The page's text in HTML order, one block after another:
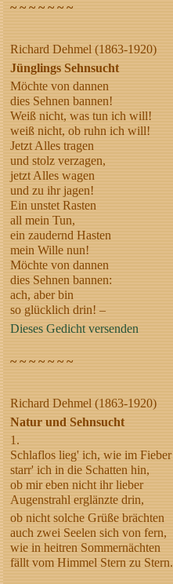
~ ~ ~ ~ ~ ~ ~
Richard Dehmel (1863-1920)
Jünglings Sehnsucht
Möchte von dannen
dies Sehnen bannen!
Weiß nicht, was tun ich will!
weiß nicht, ob ruhn ich will!
Jetzt Alles tragen
und stolz verzagen,
jetzt Alles wagen
und zu ihr jagen!
Ein unstet Rasten
all mein Tun,
ein zaudernd Hasten
mein Wille nun!
Möchte von dannen
dies Sehnen bannen:
ach, aber bin
so glücklich drin! –
Dieses Gedicht versenden
~ ~ ~ ~ ~ ~ ~
Richard Dehmel (1863-1920)
Natur und Sehnsucht
1.
Schlaflos lieg' ich, wie im Fieber
starr' ich in die Schatten hin,
ob mir eben nicht ihr lieber
Augenstrahl erglänzte drin,
ob nicht solche Grüße brächten
auch zwei Seelen sich von fern,
wie in heitren Sommernächten
fällt vom Himmel Stern zu Stern.